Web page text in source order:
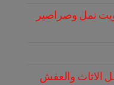
نمل وصراصير
الاثاث والعفش